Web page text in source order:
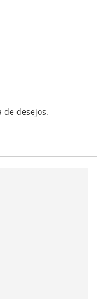
de desejos.